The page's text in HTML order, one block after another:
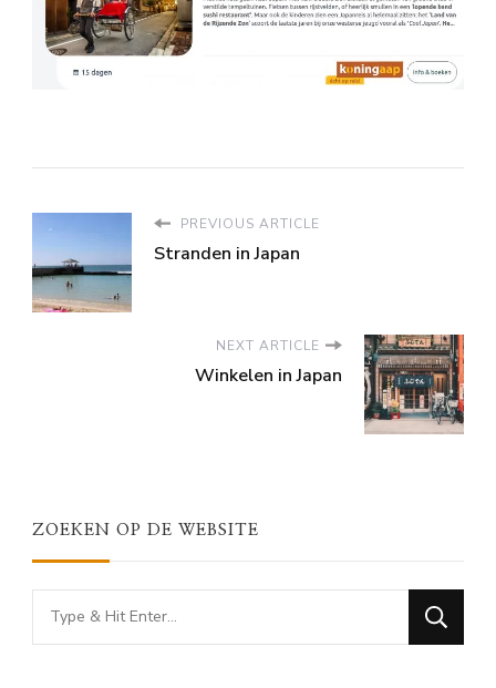
PREVIOUS ARTICLE
Stranden in Japan
NEXT ARTICLE
Winkelen in Japan
ZOEKEN OP DE WEBSITE